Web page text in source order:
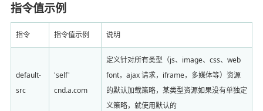
指令值示例
指令 指令值示例 说明
default-
src
'self'
cnd.a.com
定义针对所有类型（js、image、css、web
font，ajax 请求，iframe，多媒体等）资源
的默认加载策略，某类型资源如果没有单独定
义策略，就使用默认的